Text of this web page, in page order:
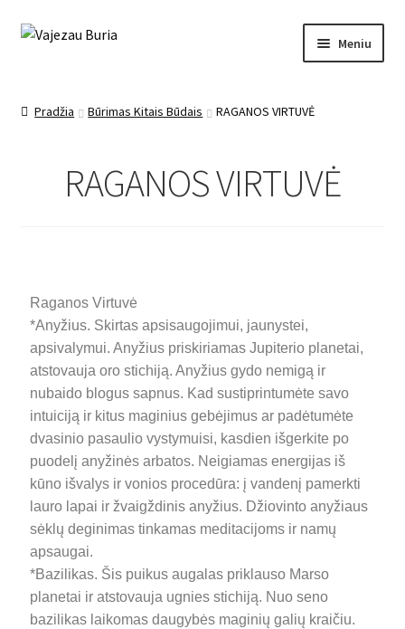
Meniu
Mano įrašai
Paslaugos
Pradžia Būrimas Kitais Būdais RAGANOS VIRTUVĖ
RAGANOS VIRTUVĖ
Raganos Virtuvė
*Anyžius. Skirtas apsisaugojimui, jaunystei,
apsivalymui. Anyžius priskiriamas Jupiterio planetai,
atstovauja oro stichiją. Anyžius gydo nemigą ir
nubaido blogus sapnus. Kad sustiprintumėte savo
intuiciją ir kitus maginius gebėjimus ar padėtumėte
dvasinio pasaulio vystymuisi, kasdien išgerkite po
puodelį anyžinės arbatos. Neigiamas energijas iš
kūno išvalys ir vonios procedūra: į vandenį pamerkti
lauro lapai ir žvaigždinis anyžius. Džiovinto anyžiaus
sėklų deginimas tinkamas meditacijoms ir namų
apsaugai.
*Bazilikas. Šis puikus augalas priklauso Marso
planetai ir atstovauja ugnies stichiją. Nuo seno
bazilikas laikomas daugybės maginių galių kraičiu.